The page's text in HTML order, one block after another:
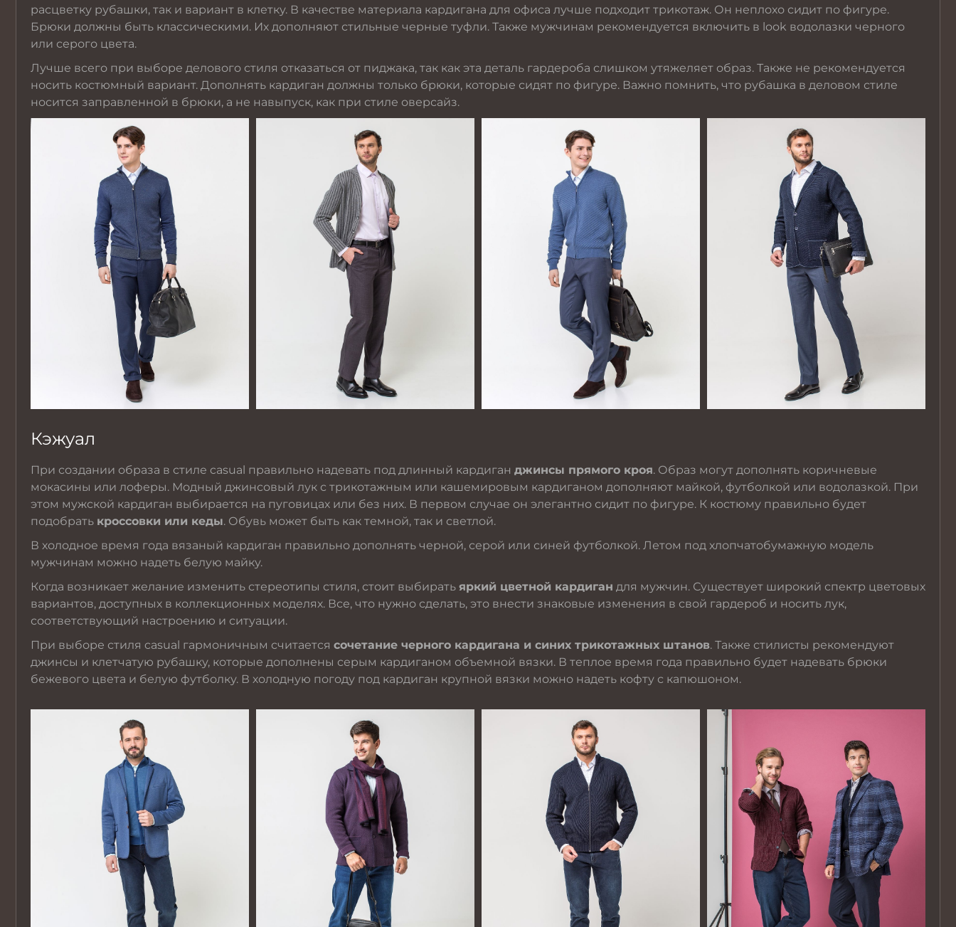
расцветку рубашки, так и вариант в клетку. В качестве материала кардигана для офиса лучше подходит трикотаж. Он неплохо сидит по фигуре.
Брюки должны быть классическими. Их дополняют стильные черные туфли. Также мужчинам рекомендуется включить в look водолазки черного
или серого цвета.
Лучше всего при выборе делового стиля отказаться от пиджака, так как эта деталь гардероба слишком утяжеляет образ. Также не рекомендуется
носить костюмный вариант. Дополнять кардиган должны только брюки, которые сидят по фигуре. Важно помнить, что рубашка в деловом стиле
носится заправленной в брюки, а не навыпуск, как при стиле оверсайз.
Кэжуал
При создании образа в стиле casual правильно надевать под длинный кардиган джинсы прямого кроя. Образ могут дополнять коричневые
мокасины или лоферы. Модный джинсовый лук с трикотажным или кашемировым кардиганом дополняют майкой, футболкой или водолазкой. При
этом мужской кардиган выбирается на пуговицах или без них. В первом случае он элегантно сидит по фигуре. К костюму правильно будет
подобрать кроссовки или кеды. Обувь может быть как темной, так и светлой.
В холодное время года вязаный кардиган правильно дополнять черной, серой или синей футболкой. Летом под хлопчатобумажную модель
мужчинам можно надеть белую майку.
Когда возникает желание изменить стереотипы стиля, стоит выбирать яркий цветной кардиган для мужчин. Существует широкий спектр цветовых
вариантов, доступных в коллекционных моделях. Все, что нужно сделать, это внести знаковые изменения в свой гардероб и носить лук,
соответствующий настроению и ситуации.
При выборе стиля casual гармоничным считается сочетание черного кардигана и синих трикотажных штанов. Также стилисты рекомендуют
джинсы и клетчатую рубашку, которые дополнены серым кардиганом объемной вязки. В теплое время года правильно будет надевать брюки
бежевого цвета и белую футболку. В холодную погоду под кардиган крупной вязки можно надеть кофту с капюшоном.